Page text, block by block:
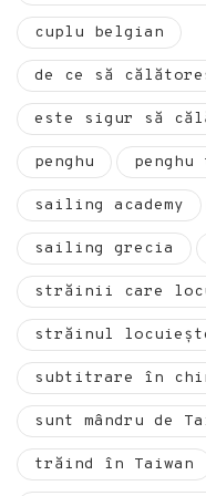
cuplu belgian
de ce să
este sigur să
penghu penghu
sailing academy
sailing grecia
străinii care
străinul
subtitrare în
sunt mândru de
trăind în Taiwan